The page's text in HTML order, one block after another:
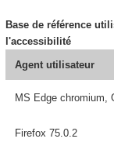
Base de référence
l'accessibilité
Agent utilisateur
MS Edge chromium,
Firefox 75.0.2